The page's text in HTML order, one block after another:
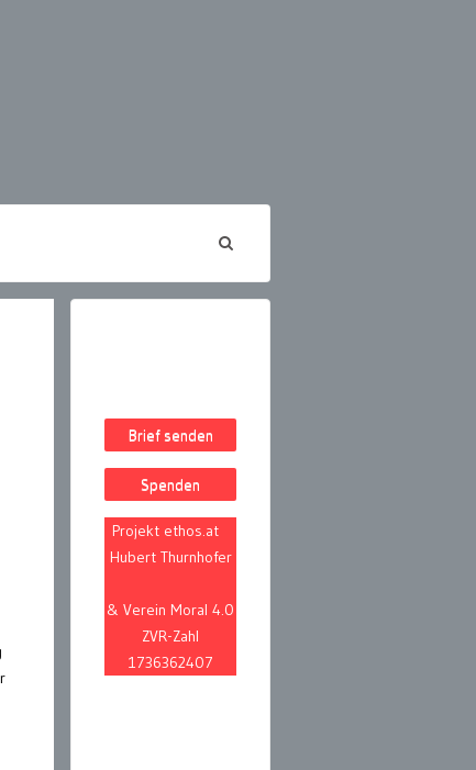
Brief senden
Spenden
Projekt ethos.at
Hubert Thurnhofer
& Verein Moral 4.0
ZVR-Zahl
1736362407